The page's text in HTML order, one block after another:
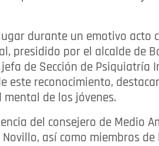
durante un emotivo acto
presidido por el alcalde de
de Sección de Psiquiatría
este reconocimiento,
de los jóvenes.
del consejero de Medio
así como miembros